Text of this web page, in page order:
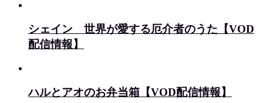
シェイン 世界が愛する厄介者のうた【VOD
配信情報】
ハルとアオのお弁当箱【VOD配信情報】